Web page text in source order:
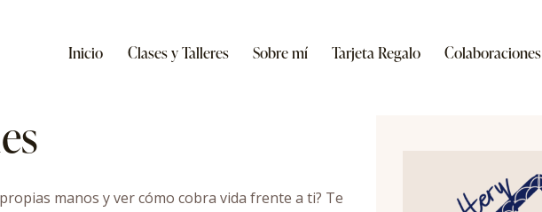
Inicio Clases y Talleres Sobre mí Tarjeta Regalo Colaboraciones
manos y ver cómo cobra vida frente a ti? Te